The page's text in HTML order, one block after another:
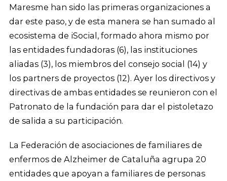
Maresme han sido las primeras organizaciones a
dar este paso, y de esta manera se han sumado al
ecosistema de iSocial, formado ahora mismo por
las entidades fundadoras (6), las instituciones
aliadas (3), los miembros del consejo social (14) y
los partners de proyectos (12). Ayer los directivos y
directivas de ambas entidades se reunieron con el
Patronato de la fundación para dar el pistoletazo
de salida a su participación.
La Federación de asociaciones de familiares de
enfermos de Alzheimer de Cataluña agrupa 20
entidades que apoyan a familiares de personas